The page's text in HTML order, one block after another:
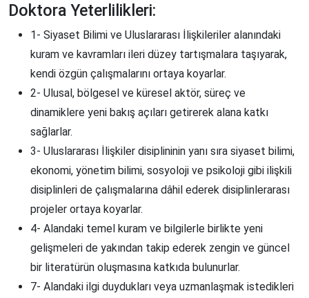
Doktora Yeterlilikleri:
1- Siyaset Bilimi ve Uluslararası İlişkileriler alanındaki
kuram ve kavramları ileri düzey tartışmalara taşıyarak,
kendi özgün çalışmalarını ortaya koyarlar.
2- Ulusal, bölgesel ve küresel aktör, süreç ve
dinamiklere yeni bakış açıları getirerek alana katkı
sağlarlar.
3- Uluslararası İlişkiler disiplininin yanı sıra siyaset bilimi,
ekonomi, yönetim bilimi, sosyoloji ve psikoloji gibi ilişkili
disiplinleri de çalışmalarına dâhil ederek disiplinlerarası
projeler ortaya koyarlar.
4- Alandaki temel kuram ve bilgilerle birlikte yeni
gelişmeleri de yakından takip ederek zengin ve güncel
bir literatürün oluşmasına katkıda bulunurlar.
7- Alandaki ilgi duydukları veya uzmanlaşmak istedikleri